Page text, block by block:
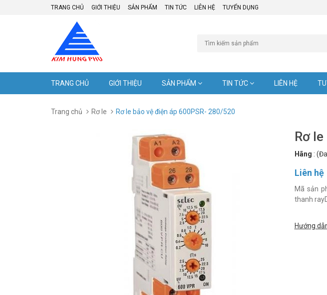
TRANG CHỦ GIỚI THIỆU SẢN PHẨM TIN TỨC LIÊN HỆ TUYỂN DỤNG
TRANG CHỦ GIỚI THIỆU SẢN PHẨM TIN TỨC LIÊN HỆ
Trang chủ Rơ le Rơ le bảo vệ điện áp 600PSR- 280/520
Rơ
Hãng :
Liên hệ
Mã sản
thanh
Hướng